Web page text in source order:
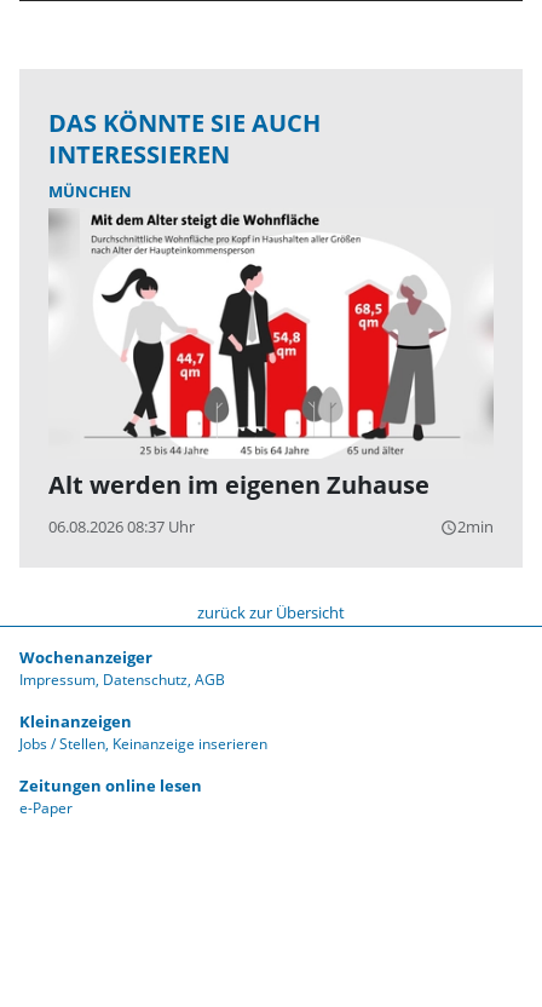
DAS KÖNNTE SIE AUCH
INTERESSIEREN
MÜNCHEN
Alt werden im eigenen Zuhause
06.08.2026 08:37 Uhr query_builder2min
zurück zur Übersicht
Wochenanzeiger
Impressum Datenschutz AGB
Kleinanzeigen
Jobs / Stellen Keinanzeige inserieren
Zeitungen online lesen
e-Paper